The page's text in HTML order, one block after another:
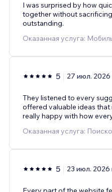
I was surprised by how
together without
outstanding.
Оказанная услуга:
5 27 июл. 2026
They listened to every
offered valuable ideas
really happy with how
Оказанная услуга:
5 23 июл. 2026